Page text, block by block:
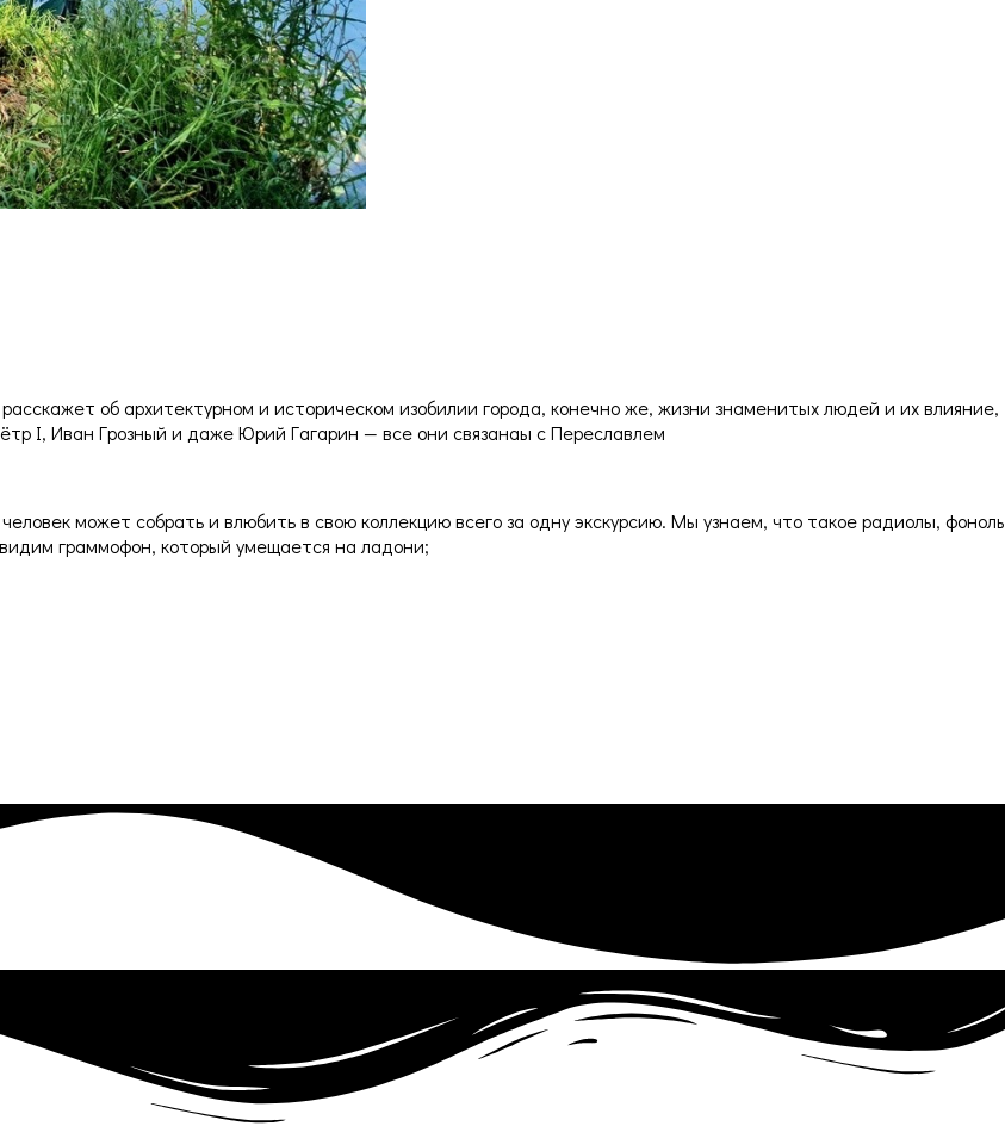
об архитектурном и историческом изобилии города, конечно же, жизни знаменитых людей и их влияние,
I, Иван Грозный и даже Юрий Гагарин — все они связанаы с Переславлем
может собрать и влюбить в свою коллекцию всего за одну экскурсию. Мы узнаем, что такое радиолы,
граммофон, который умещается на ладони;